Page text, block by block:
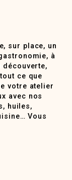
sur place, un
à
découverte,
ce que
votre atelier
avec nos
huiles,
Vous